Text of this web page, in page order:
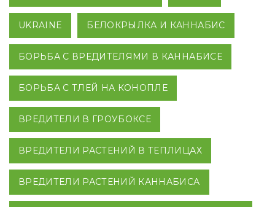
UKRAINE БЕЛОКРЫЛКА И КАННАБИС
БОРЬБА С ВРЕДИТЕЛЯМИ В КАННАБИСЕ
БОРЬБА С ТЛЕЙ НА КОНОПЛЕ
ВРЕДИТЕЛИ В ГРОУБОКСЕ
ВРЕДИТЕЛИ РАСТЕНИЙ В ТЕПЛИЦАХ
ВРЕДИТЕЛИ РАСТЕНИЙ КАННАБИСА